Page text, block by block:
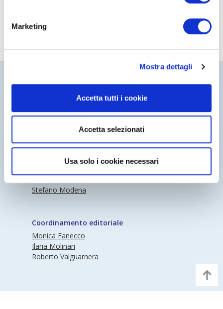
Marketing
Mostra dettagli
Accetta tutti i cookie
Accetta selezionati
Usa solo i cookie necessari
Periodico Nedcommunity Reg. Tribunale di
Milano n° 341 (17/07/2009) Editore:
Nedcommunity
Direttore responsabile
Stefano Modena
Coordinamento editoriale
Monica Fanecco
Ilaria Molinari
Roberto Valguarnera